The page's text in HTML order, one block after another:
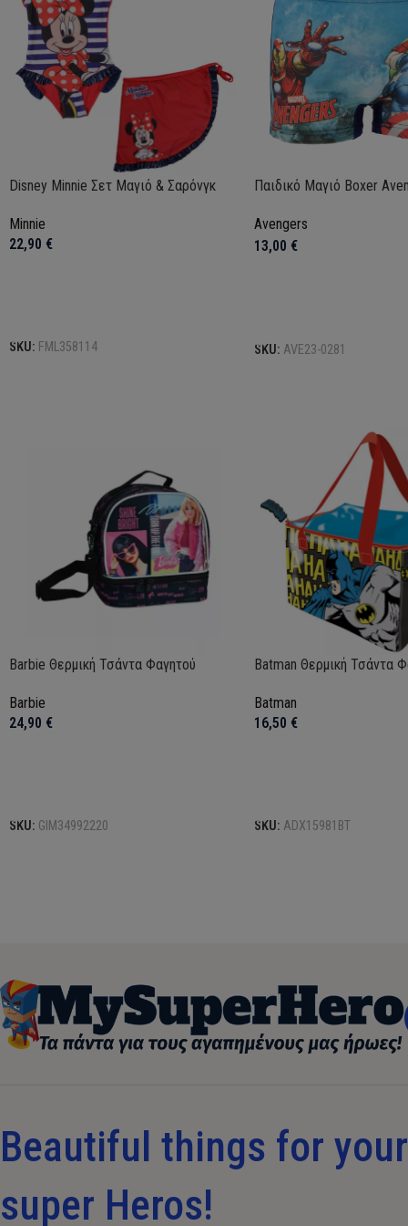
Disney Minnie Σετ Μαγιό & Σαρόνγκ
Minnie
22,90 €
SKU: FML358114
Παιδικό Μαγιό Boxer
Avengers
13,00 €
SKU: AVE23-0281
Barbie Θερμική Τσάντα Φαγητού
Barbie
24,90 €
SKU: GIM34992220
Batman Θερμική Τσάντα
Batman
16,50 €
SKU: ADX15981BT
Beautiful things for
super Heros!